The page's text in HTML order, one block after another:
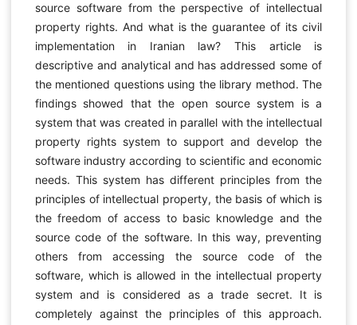
source software from the perspective of intellectual
property rights. And what is the guarantee of its civil
implementation in Iranian law? This article is
descriptive and analytical and has addressed some of
the mentioned questions using the library method. The
findings showed that the open source system is a
system that was created in parallel with the intellectual
property rights system to support and develop the
software industry according to scientific and economic
needs. This system has different principles from the
principles of intellectual property, the basis of which is
the freedom of access to basic knowledge and the
source code of the software. In this way, preventing
others from accessing the source code of the
software, which is allowed in the intellectual property
system and is considered as a trade secret. It is
completely against the principles of this approach.